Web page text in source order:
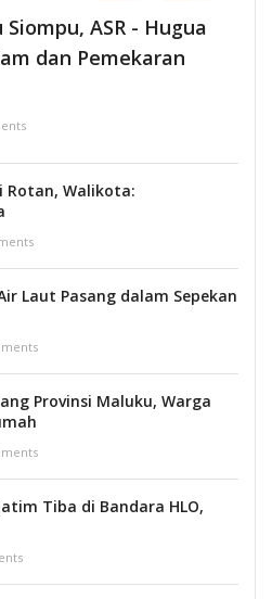
ASR - Hugua
dan Pemekaran
Rotan, Walikota:
Laut Pasang dalam Sepekan
Provinsi Maluku, Warga
Tiba di Bandara HLO,